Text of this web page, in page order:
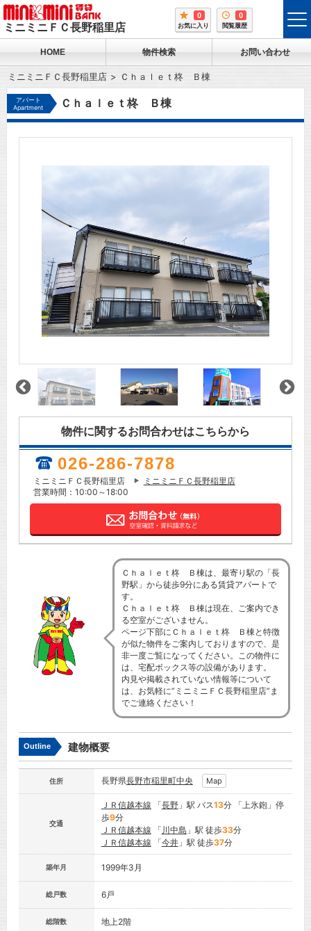
ミニミニＦＣ長野稲里店
0
お気に入り
0
閲覧履歴
HOME 物件検索 お問い合わせ
ミニミニＦＣ長野稲里店 Ｃｈａｌｅｔ柊 Ｂ棟
アパート
Apartment
Ｃｈａｌｅｔ柊 Ｂ棟
物件に関するお問合わせはこちらから
026-286-7878
ミニミニＦＣ長野稲里店
ミニミニＦＣ長野稲里店
営業時間：10:00～18:00
Ｃｈａｌｅｔ柊 Ｂ棟は、最寄り駅の「長
野駅」から徒歩9分にある賃貸アパートで
す。
Ｃｈａｌｅｔ柊 Ｂ棟は現在、ご案内でき
る空室がございません。
ページ下部にＣｈａｌｅｔ柊 Ｂ棟と特徴
が似た物件をご案内しておりますので、是
非一度ご覧になってください。この物件に
は、宅配ボックス等の設備があります。
内見や掲載されていない情報等について
は、お気軽に”ミニミニＦＣ長野稲里店”ま
でご連絡ください！
Outline 建物概要
住所 長野県長野市稲里町中央 Map
交通
ＪＲ信越本線 「長野」駅 バス13分 「上氷鉋」停
歩9分
ＪＲ信越本線 「 川中島 」駅 徒歩33分
ＪＲ信越本線 「今井」駅 徒歩37分
築年月 1999年3月
総戸数 6戸
総階数 地上2階